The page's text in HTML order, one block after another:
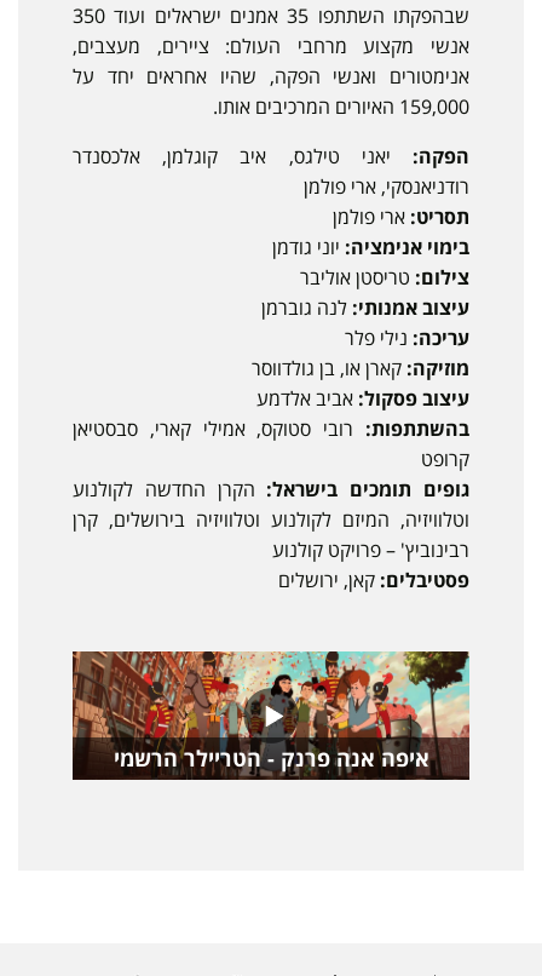
שבהפקתו השתתפו 35 אמנים ישראלים ועוד 350
אנשי מקצוע מרחבי העולם: ציירים, מעצבים,
אנימטורים ואנשי הפקה, שהיו אחראים יחד על
159,000 האיורים המרכיבים אותו.
הפקה: יאני טילגס, איב קוגלמן, אלכסנדר
רודניאנסקי, ארי פולמן
תסריט: ארי פולמן
בימוי אנימציה: יוני גודמן
צילום: טריסטן אוליבר
עיצוב אמנותי: לנה גוברמן
עריכה: נילי פלר
מוזיקה: קארן או, בן גולדווסר
עיצוב פסקול: אביב אלדמע
בהשתתפות: רובי סטוקס, אמילי קארי, סבסטיאן
קרופט
גופים תומכים בישראל: הקרן החדשה לקולנוע
וטלוויזיה, המיזם לקולנוע וטלוויזיה בירושלים, קרן
רבינוביץ' – פרויקט קולנוע
פסטיבלים: קאן, ירושלים
איפה אנה פרנק - הטריילר הרשמי